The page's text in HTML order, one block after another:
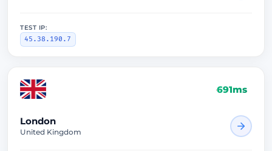
TEST IP:
45.38.190.7
691ms
London
United Kingdom